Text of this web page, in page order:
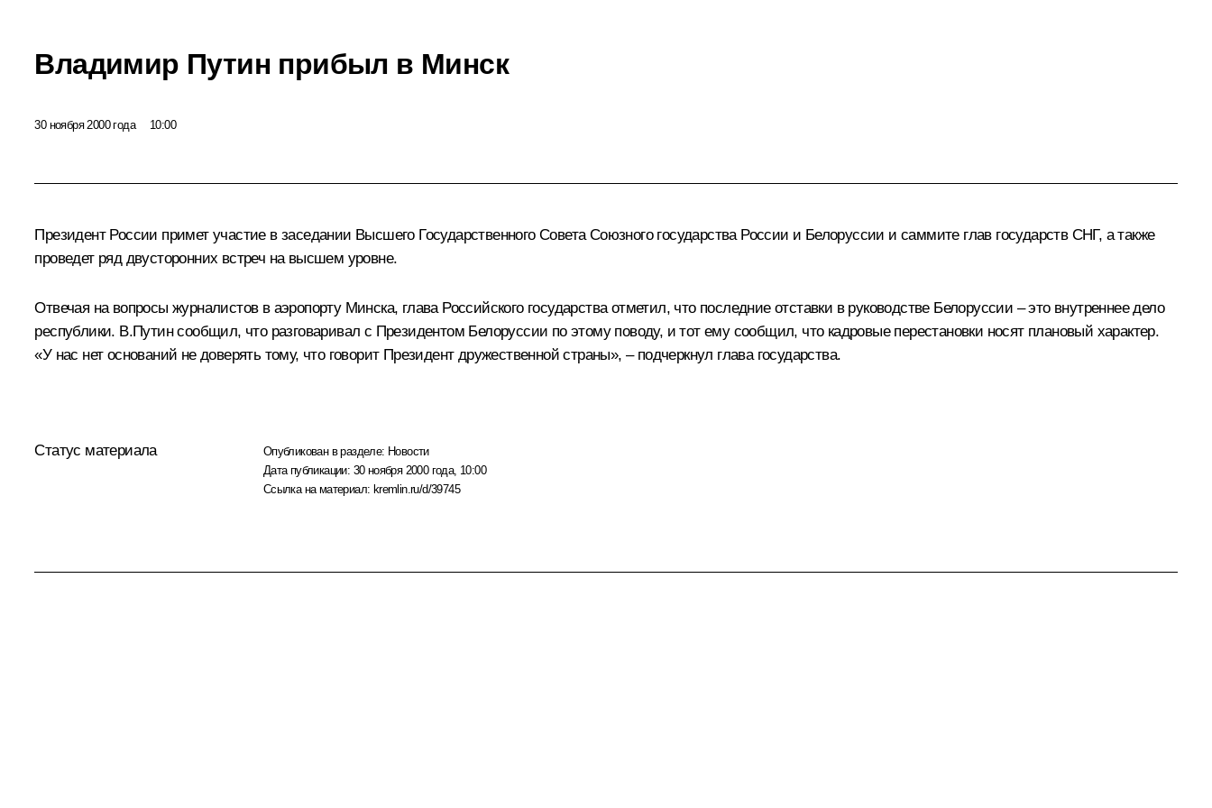
Владимир Путин прибыл в Минск
30 ноября 2000 года 10:00
Президент России примет участие в заседании Высшего Государственного Совета Союзного государства России и Белоруссии и саммите глав государств СНГ, а также
проведет ряд двусторонних встреч на высшем уровне.
Отвечая на вопросы журналистов в аэропорту Минска, глава Российского государства отметил, что последние отставки в руководстве Белоруссии – это внутреннее дело
республики. В.Путин сообщил, что разговаривал с Президентом Белоруссии по этому поводу, и тот ему сообщил, что кадровые перестановки носят плановый характер.
«У нас нет оснований не доверять тому, что говорит Президент дружественной страны», – подчеркнул глава государства.
Статус материала Опубликован в разделе: Новости
Дата публикации: 30 ноября 2000 года, 10:00
Ссылка на материал: kremlin.ru/d/39745